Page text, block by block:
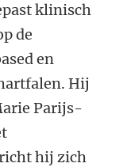
klinisch
de
en
Hij
Parijs-
hij zich